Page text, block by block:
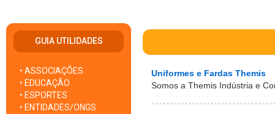
GUIA UTILIDADES
• ASSOCIAÇÕES
• EDUCAÇÃO
• ESPORTES
• ENTIDADES/ONGS
Uniformes e Fardas Themis
Somos a Themis Indústria e